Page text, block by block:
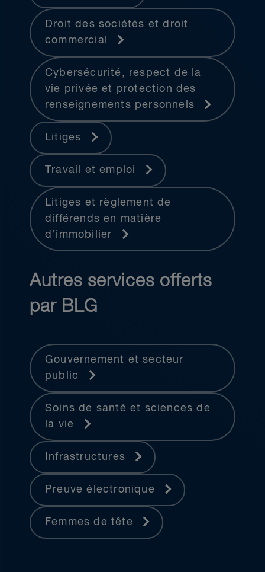
Droit des sociétés et droit
commercial
Cybersécurité, respect de la
vie privée et protection des
renseignements personnels
Litiges
Travail et emploi
Litiges et règlement de
différends en matière
d’immobilier
Autres services offerts
par BLG
Gouvernement et secteur
public
Soins de santé et sciences de
la vie
Infrastructures
Preuve électronique
Femmes de tête